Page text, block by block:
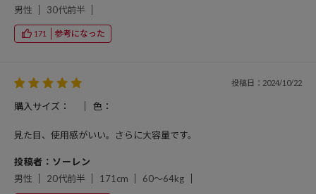
男性
30代前半
171 参考になった
投稿日：2024/10/22
購入サイズ： 色：
見た目、使用感がいい。さらに大容量です。
投稿者：ソーレン
男性
20代前半 171cm 60～64kg